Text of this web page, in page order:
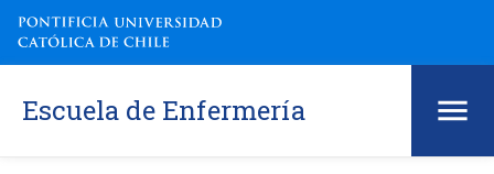
Escuela de Enfermería